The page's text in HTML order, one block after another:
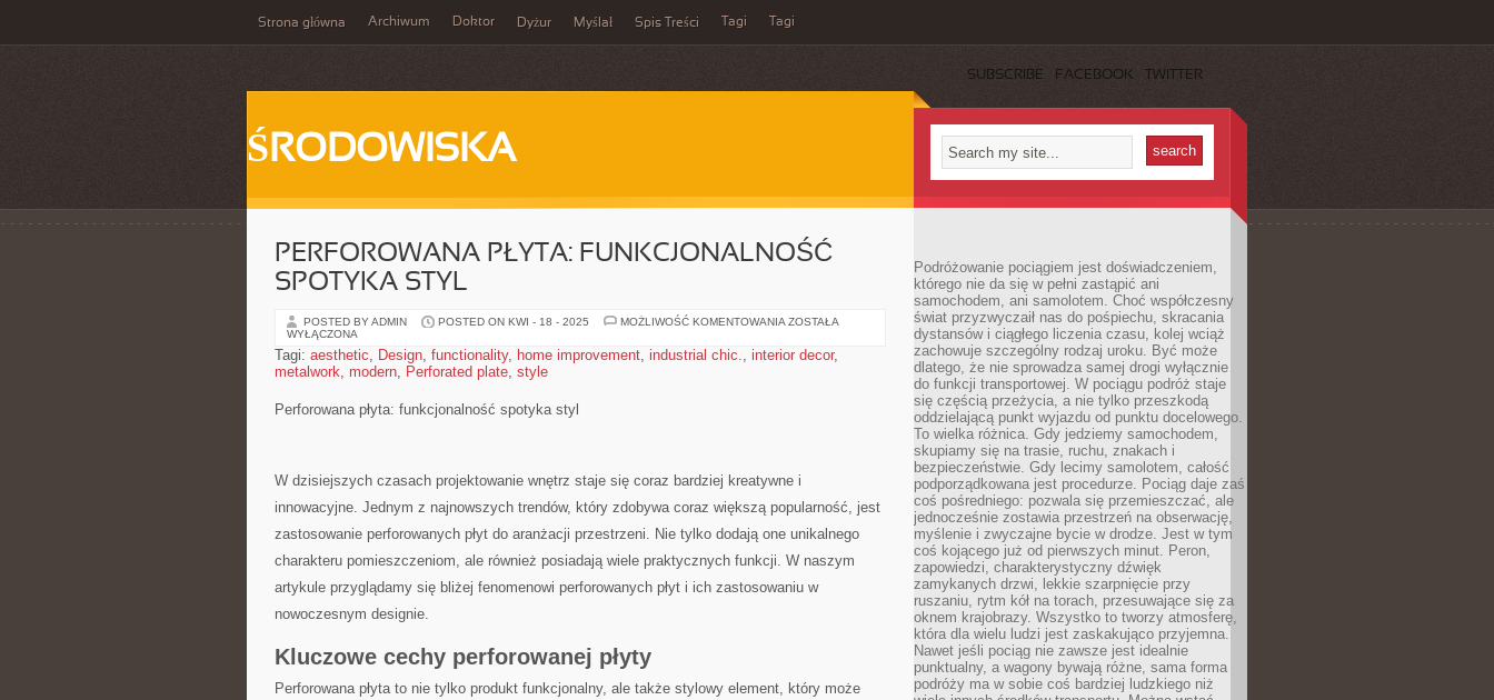
Strona główna Archiwum Doktor Dyżur Myślał Spis Treści Tagi Tagi
SUBSCRIBE FACEBOOK TWITTER
ŚRODOWISKA
PERFOROWANA PŁYTA: FUNKCJONALNOŚĆ
SPOTYKA STYL
POSTED BY ADMIN POSTED ON KWI - 18 - 2025 MOŻLIWOŚĆ KOMENTOWANIA PERFOROWANA
SPOTYKA
ZOSTAŁA
WYŁĄCZONA
Tagi: aesthetic, Design, functionality, home improvement, industrial chic., interior decor,
metalwork, modern, Perforated plate, style
Perforowana płyta: funkcjonalność⁣ spotyka styl
W dzisiejszych czasach⁢ projektowanie ⁣wnętrz staje się coraz bardziej⁢ kreatywne i
innowacyjne. ⁢Jednym z ​najnowszych trendów, ⁤który zdobywa coraz większą popularność, jest
zastosowanie perforowanych płyt do aranżacji​ przestrzeni. Nie‌ tylko dodają one ‌unikalnego‌
charakteru pomieszczeniom,‌ ale również posiadają wiele ⁣praktycznych funkcji. ‍W naszym
artykule ‌przyglądamy się bliżej fenomenowi perforowanych płyt‍ i ich zastosowaniu w​
nowoczesnym ⁣designie.
Kluczowe cechy perforowanej płyty
Perforowana płyta⁢ to​ nie tylko produkt funkcjonalny, ale także stylowy element, który może
Podróżowanie pociągiem jest doświadczeniem,
którego nie da się w pełni zastąpić ani
samochodem, ani samolotem. Choć współczesny
świat przyzwyczaił nas do pośpiechu, skracania
dystansów i ciągłego liczenia czasu, kolej wciąż
zachowuje szczególny rodzaj uroku. Być może
dlatego, że nie sprowadza samej drogi wyłącznie
do funkcji transportowej. W pociągu podróż staje
się częścią przeżycia, a nie tylko przeszkodą
oddzielającą punkt wyjazdu od punktu docelowego.
To wielka różnica. Gdy jedziemy samochodem,
skupiamy się na trasie, ruchu, znakach i
bezpieczeństwie. Gdy lecimy samolotem, całość
podporządkowana jest procedurze. Pociąg daje zaś
coś pośredniego: pozwala się przemieszczać, ale
jednocześnie zostawia przestrzeń na obserwację,
myślenie i zwyczajne bycie w drodze. Jest w tym
coś kojącego już od pierwszych minut. Peron,
zapowiedzi, charakterystyczny dźwięk
zamykanych drzwi, lekkie szarpnięcie przy
ruszaniu, rytm kół na torach, przesuwające się za
oknem krajobrazy. Wszystko to tworzy atmosferę,
która dla wielu ludzi jest zaskakująco przyjemna.
Nawet jeśli pociąg nie zawsze jest idealnie
punktualny, a wagony bywają różne, sama forma
podróży ma w sobie coś bardziej ludzkiego niż